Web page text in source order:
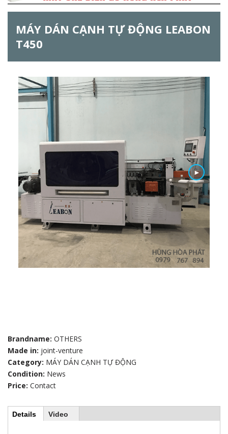
h
m
MÁY DÁN CẠNH TỰ ĐỘNG LEABON
T450
►
Brandname: OTHERS
Made in: joint-venture
Category: MÁY DÁN CẠNH TỰ ĐỘNG
Condition: News
Price: Contact
Details Video